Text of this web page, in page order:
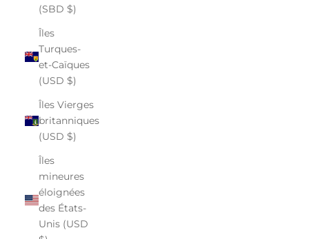
(SBD $)
Îles
Turques-
et-Caïques
(USD $)
Îles Vierges
britanniques
(USD $)
Îles
mineures
éloignées
des États-
Unis (USD